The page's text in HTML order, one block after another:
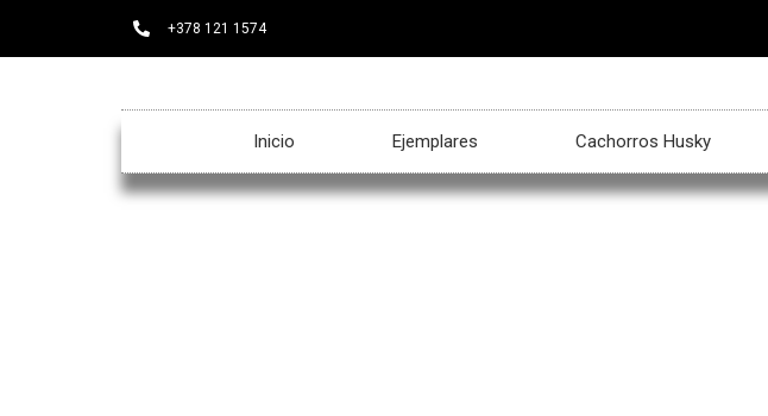
+378 121 1574
Inicio Ejemplares Cachorros Husky